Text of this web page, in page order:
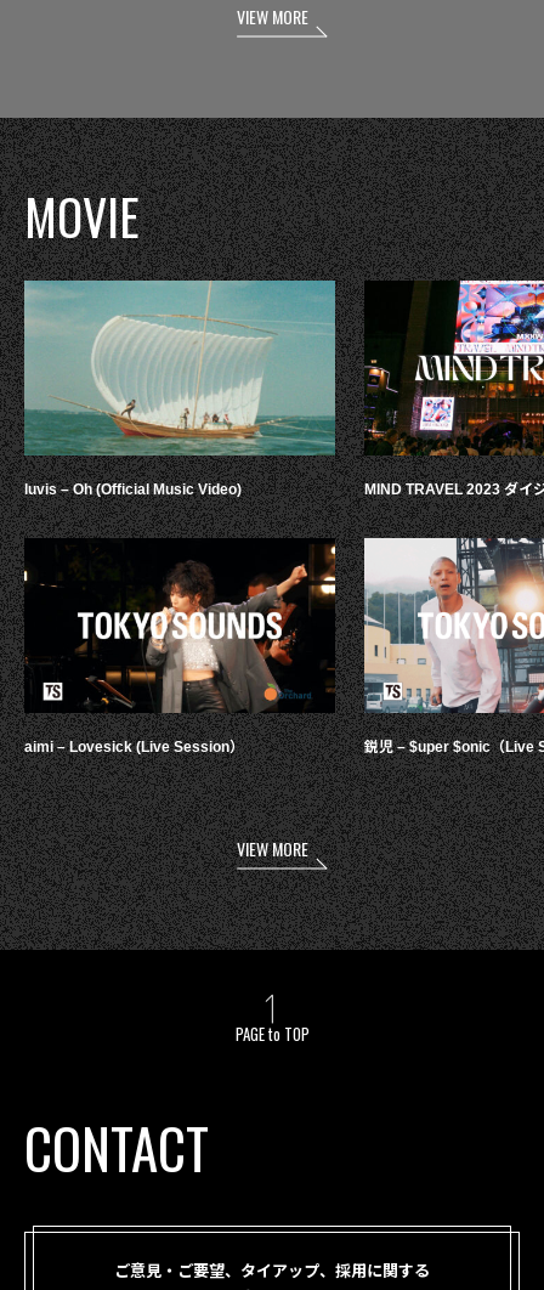
VIEW MORE
MOVIE
luvis – Oh (Official Music Video)
aimi – Lovesick (Live Session）
MIND TRAVEL 2023 ダイ
鋭児 – $uper $onic（Live
VIEW MORE
PAGE to TOP
CONTACT
ご意見・ご要望、タイアップ、採用に関する